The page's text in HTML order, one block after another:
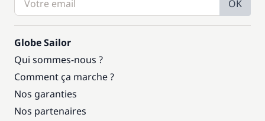
OK
Globe Sailor
Qui sommes-nous ?
Comment ça marche ?
Nos garanties
Nos partenaires